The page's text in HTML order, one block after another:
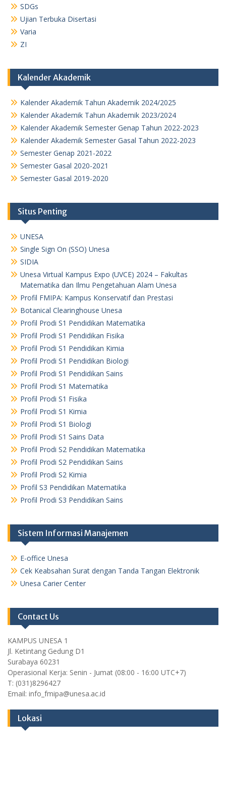
SDGs
Ujian Terbuka Disertasi
Varia
ZI
Kalender Akademik
Kalender Akademik Tahun Akademik 2024/2025
Kalender Akademik Tahun Akademik 2023/2024
Kalender Akademik Semester Genap Tahun 2022-2023
Kalender Akademik Semester Gasal Tahun 2022-2023
Semester Genap 2021-2022
Semester Gasal 2020-2021
Semester Gasal 2019-2020
Situs Penting
UNESA
Single Sign On (SSO) Unesa
SIDIA
Unesa Virtual Kampus Expo (UVCE) 2024 – Fakultas
Matematika dan Ilmu Pengetahuan Alam Unesa
Profil FMIPA: Kampus Konservatif dan Prestasi
Botanical Clearinghouse Unesa
Profil Prodi S1 Pendidikan Matematika
Profil Prodi S1 Pendidikan Fisika
Profil Prodi S1 Pendidikan Kimia
Profil Prodi S1 Pendidikan Biologi
Profil Prodi S1 Pendidikan Sains
Profil Prodi S1 Matematika
Profil Prodi S1 Fisika
Profil Prodi S1 Kimia
Profil Prodi S1 Biologi
Profil Prodi S1 Sains Data
Profil Prodi S2 Pendidikan Matematika
Profil Prodi S2 Pendidikan Sains
Profil Prodi S2 Kimia
Profil S3 Pendidikan Matematika
Profil Prodi S3 Pendidikan Sains
Sistem Informasi Manajemen
E-office Unesa
Cek Keabsahan Surat dengan Tanda Tangan Elektronik
Unesa Carier Center
Contact Us
KAMPUS UNESA 1
Jl. Ketintang Gedung D1
Surabaya 60231
Operasional Kerja: Senin - Jumat (08:00 - 16:00 UTC+7)
T: (031)8296427
Email: info_fmipa@unesa.ac.id
Lokasi